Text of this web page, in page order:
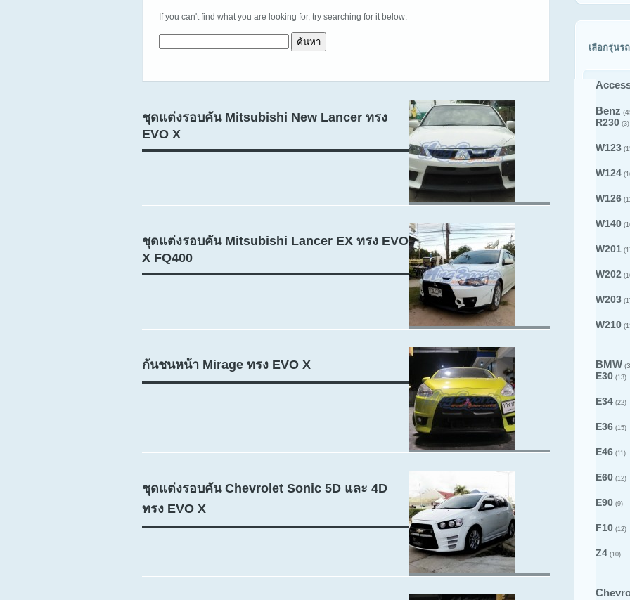
If you can't find what you are looking for, try searching for it below:
ชุดแต่งรอบคัน Mitsubishi New Lancer ทรง
EVO X
ชุดแต่งรอบคัน Mitsubishi Lancer EX ทรง EVO
X FQ400
กันชนหน้า Mirage ทรง EVO X
ชุดแต่งรอบคัน Chevrolet Sonic 5D และ 4D
ทรง EVO X
รุ่น
เลือกรุ่นรถ
Benz
R230 (3)
W123
W124
W126
W140
W201
W202
W203
W210
BMW
E30 (13)
E34 (22)
E36 (15)
E46 (11)
E60 (12)
E90 (9)
F10 (12)
Z4 (10)